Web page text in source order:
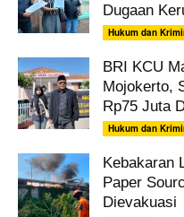
Dugaan
Hukum dan
BRI KCU
Mojokerto,
Rp75 Juta
Hukum dan
Kebakaran
Paper
Dievakuasi